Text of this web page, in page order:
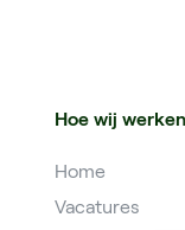
Hoe wij werken
Home
Vacatures